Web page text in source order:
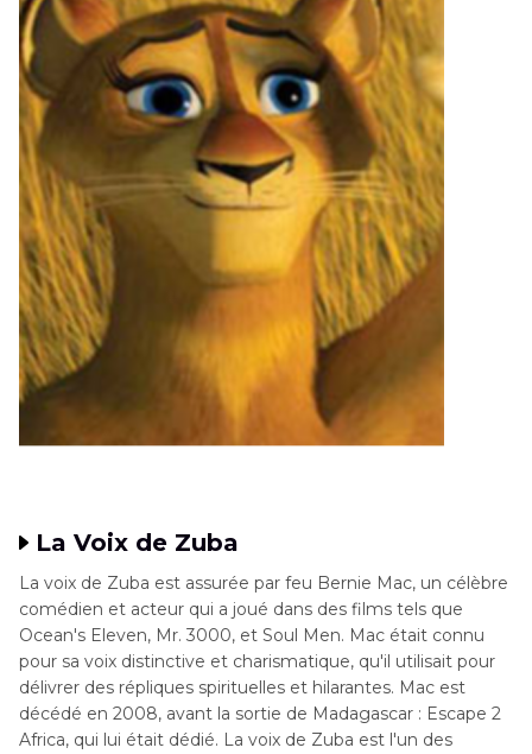
La Voix de Zuba
La voix de Zuba est assurée par feu Bernie Mac, un célèbre
comédien et acteur qui a joué dans des films tels que
Ocean's Eleven, Mr. 3000, et Soul Men. Mac était connu
pour sa voix distinctive et charismatique, qu'il utilisait pour
délivrer des répliques spirituelles et hilarantes. Mac est
décédé en 2008, avant la sortie de Madagascar : Escape 2
Africa, qui lui était dédié. La voix de Zuba est l'un des